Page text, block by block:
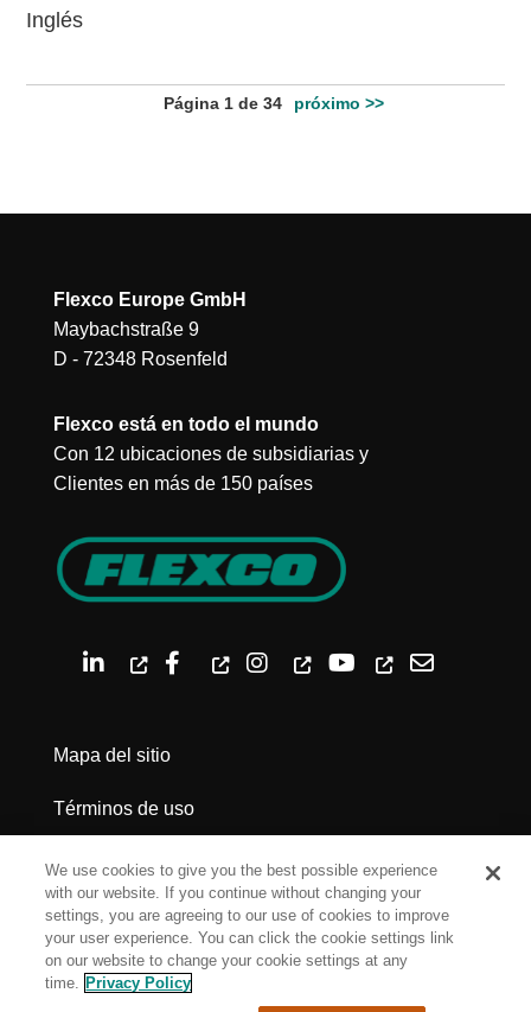
Inglés
Página 1 de 34 próximo >>
Flexco Europe GmbH
Maybachstraße 9
D - 72348 Rosenfeld
Flexco está en todo el mundo
Con 12 ubicaciones de subsidiarias y
Clientes en más de 150 países
Mapa del sitio
Términos de uso
Política de privacidad
Advertencias legales
Cookie Settings
We use cookies to give you the best possible experience
with our website. If you continue without changing your
settings, you are agreeing to our use of cookies to improve
your user experience. You can click the cookie settings link
on our website to change your cookie settings at any
time. Privacy Policy